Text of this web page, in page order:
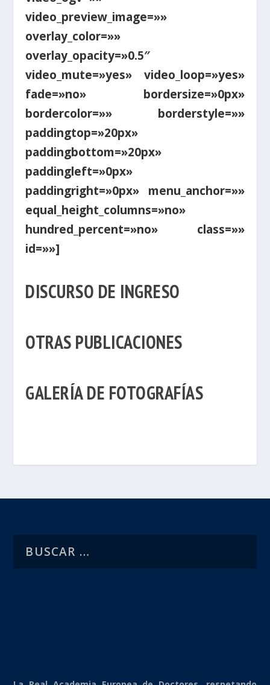
video_preview_image=»»
overlay_color=»»
overlay_opacity=»0.5″
video_mute=»yes» video_loop=»yes»
fade=»no» bordersize=»0px»
bordercolor=»» borderstyle=»»
paddingtop=»20px»
paddingbottom=»20px»
paddingleft=»0px»
paddingright=»0px» menu_anchor=»»
equal_height_columns=»no»
hundred_percent=»no» class=»»
id=»»]
DISCURSO DE INGRESO
OTRAS PUBLICACIONES
GALERÍA DE FOTOGRAFÍAS